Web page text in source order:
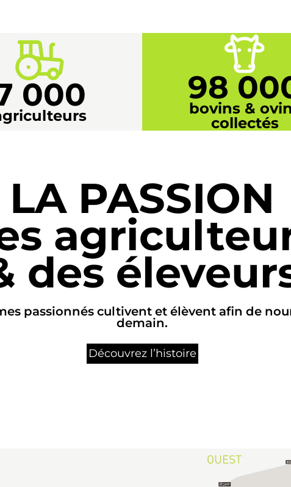
000 98
bovins &
collectés
LA PASSION
des
passionnés cultivent et élèvent afin de
demain.
Découvrez l’histoire